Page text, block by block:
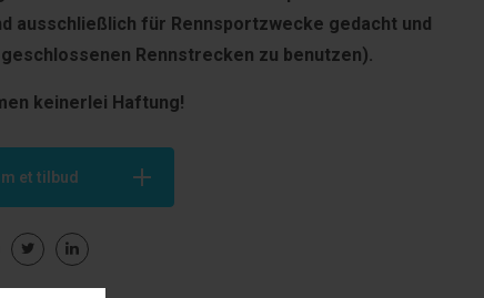
ausschließlich für Rennsportzwecke gedacht und
Rennstrecken zu benutzen).
keinerlei Haftung!
et tilbud